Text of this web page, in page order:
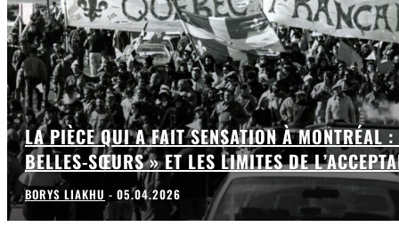
LA PIÈCE QUI A FAIT SENSATION À MONTRÉAL
BELLES-SŒURS » ET LES LIMITES DE
BORYS LIAKHU - 05.04.2026